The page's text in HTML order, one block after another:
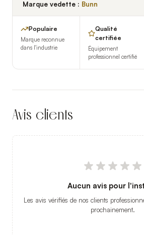
Marque vedette : Bunn
Populaire
Marque reconnue
dans l'industrie
Qualité
certifiée
Équipement
professionnel certifié
Avis clients
Aucun avis pour
Les avis vérifiés de nos clients
prochainement.